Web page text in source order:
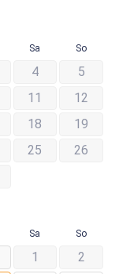
Sa So
4
5
11
12
18
19
25
26
Sa So
1
2